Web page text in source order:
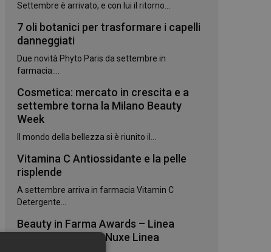
Settembre è arrivato, e con lui il ritorno...
7 oli botanici per trasformare i capelli
danneggiati
Due novità Phyto Paris da settembre in
farmacia:...
Cosmetica: mercato in crescita e a
settembre torna la Milano Beauty
Week
Il mondo della bellezza si è riunito il...
Vitamina C Antiossidante e la pelle
risplende
A settembre arriva in farmacia Vitamin C
Detergente...
Beauty in Farma Awards – Linea
Green dell’anno – Nuxe Linea